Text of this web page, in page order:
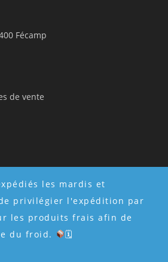
les mardis et
privilégier l'expédition par
les produits frais afin de
du froid.
🗓
Fécamp
de vente